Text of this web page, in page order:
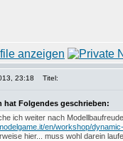
23:18 Titel:
hat Folgendes geschrieben:
ich weiter nach
en/workshop/
hier... muss wohl darein